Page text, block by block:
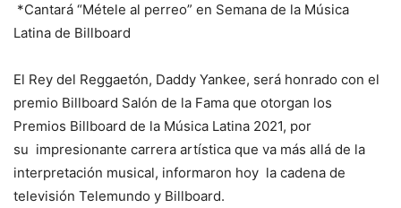
*Cantará “Métele al perreo” en Semana de la Música
Latina de Billboard
El Rey del Reggaetón, Daddy Yankee, será honrado con el
premio Billboard Salón de la Fama que otorgan los
Premios Billboard de la Música Latina 2021, por
su impresionante carrera artística que va más allá de la
interpretación musical, informaron hoy la cadena de
televisión Telemundo y Billboard.